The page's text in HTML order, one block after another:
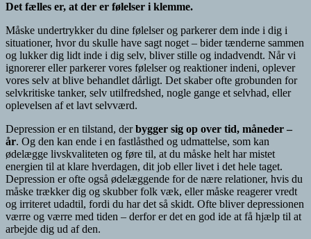
Det fælles er, at der er følelser i klemme.
Måske undertrykker du dine følelser og parkerer dem inde i dig i
situationer, hvor du skulle have sagt noget – bider tænderne sammen
og lukker dig lidt inde i dig selv, bliver stille og indadvendt. Når vi
ignorerer eller parkerer vores følelser og reaktioner indeni, oplever
vores selv at blive behandlet dårligt. Det skaber ofte grobunden for
selvkritiske tanker, selv utilfredshed, nogle gange et selvhad, eller
oplevelsen af et lavt selvværd.
Depression er en tilstand, derbygger sig op over tid, måneder –
år. Og den kan ende i en fastlåsthed og udmattelse, som kan
ødelægge livskvaliteten og føre til, at du måske helt har mistet
energien til at klare hverdagen, dit job eller livet i det hele taget.
Depression er ofte også ødelæggende for de nære relationer, hvis du
måske trækker dig og skubber folk væk, eller måske reagerer vredt
og irriteret udadtil, fordi du har det så skidt. Ofte bliver depressionen
værre og værre med tiden – derfor er det en god ide at få hjælp til at
arbejde dig ud af den.